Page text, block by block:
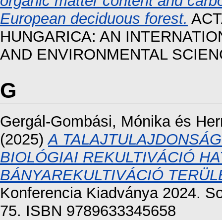
European deciduous forest.
HUNGARICA: AN
AND ENVIRONMENTAL
G
Gergál-Gombási, Mónikaés
(2025)A
BIOLÓGIAI REKULTIVÁCIÓ
BÁNYAREKULTIVÁCIÓ
Konferencia Kiadványa 2024.
75. ISBN 9789633345658